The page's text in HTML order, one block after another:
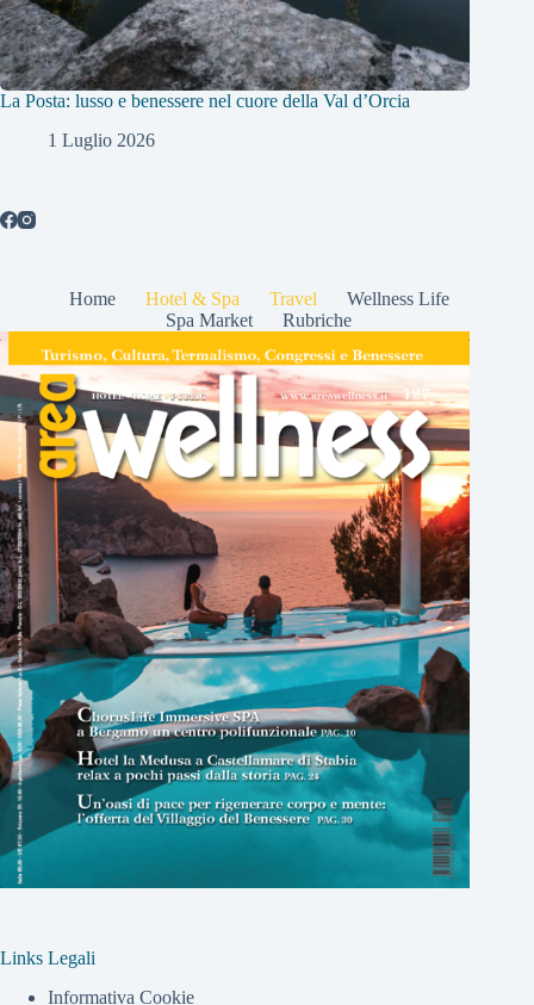
La Posta: lusso e benessere nel cuore della Val d’Orcia
1 Luglio 2026
Home Hotel & Spa Travel
Wellness Life
Spa Market
Rubriche
Links Legali
Informativa Cookie